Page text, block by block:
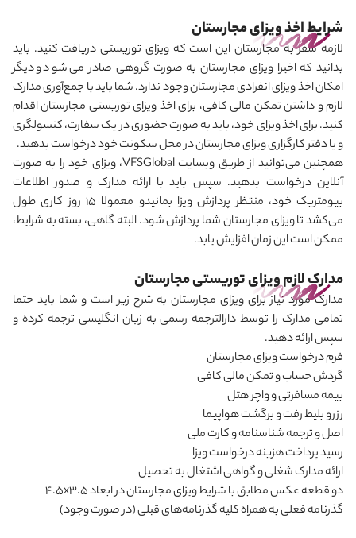
شرایط اخذ ویزای مجارستان
لازمه سفر به مجارستان این است که ویزای توریستی دریافت کنید. باید
بدانید که اخیرا ویزای مجارستان به صورت گروهی صادر میشود و دیگر
امکان اخذ ویزای انفرادی مجارستان وجود ندارد. شما باید با جمع‌آوری مدارک
لازم و داشتن تمکن مالی کافی، برای اخذ ویزای توریستی مجارستان اقدام
کنید. برای اخذ ویزای خود، باید به صورت حضوری در یک سفارت، کنسولگری
و یا دفتر کارگزاری ویزای مجارستان در محل سکونت خود درخواست بدهید.
همچنین میتوانید از طریق وبسایتVFSGlobal، ویزای خود را به صورت
آنلاین درخواست بدهید. سپس باید با ارائه مدارک و صدور اطلاعات
بیومتریک خود، منتظر پردازش ویزا بمانیدو معمولا 15 روز کاری طول
میکشد تا ویزای مجارستان شما پردازش شود. البته گاهی، بسته به شرایط،
ممکن است این زمان افزایش یابد.
مدارک لازم ویزای توریستی مجارستان
مدارک مورد نیاز برای ویزای مجارستان به شرح زیر است و شما باید حتما
تمامی مدارک را توسط دارالترجمه رسمی به زبان انگلیسی ترجمه کرده و
سپس ارائه دهید.
فرم درخواست ویزای مجارستان
گردش حساب و تمکن مالی کافی
بیمه مسافرتی و واچر هتل
رزرو بلیط رفت و برگشت هواپیما
اصل و ترجمه شناسنامه و کارت ملی
رسید پرداخت هزینه درخواست ویزا
ارائه مدارک شغلی و گواهی اشتغال به تحصیل
دو قطعه عکس مطابق با شرایط ویزای مجارستان در ابعاد ۳.۵
x۴.۵
گذرنامه فعلی به همراه کلیه گذرنامه‌های قبلی (در صورت وجود)